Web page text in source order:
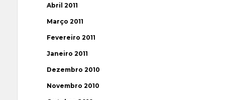
Abril 2011
Março 2011
Fevereiro 2011
Janeiro 2011
Dezembro 2010
Novembro 2010